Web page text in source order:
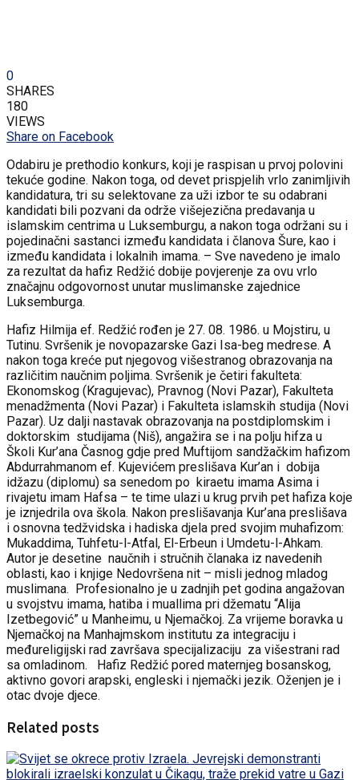
0
SHARES
180
VIEWS
Share on Facebook
Odabiru je prethodio konkurs, koji je raspisan u prvoj polovini
tekuće godine. Nakon toga, od devet prispjelih vrlo zanimljivih
kandidatura, tri su selektovane za uži izbor te su odabrani
kandidati bili pozvani da održe višejezična predavanja u
islamskim centrima u Luksemburgu, a nakon toga održani su i
pojedinačni sastanci između kandidata i članova Šure, kao i
između kandidata i lokalnih imama. – Sve navedeno je imalo
za rezultat da hafiz Redžić dobije povjerenje za ovu vrlo
značajnu odgovornost unutar muslimanske zajednice
Luksemburga.
Hafiz Hilmija ef. Redžić rođen je 27. 08. 1986. u Mojstiru, u
Tutinu. Svršenik je novopazarske Gazi Isa-beg medrese. A
nakon toga kreće put njegovog višestranog obrazovanja na
različitim naučnim poljima. Svršenik je četiri fakulteta:
Ekonomskog (Kragujevac), Pravnog (Novi Pazar), Fakulteta
menadžmenta (Novi Pazar) i Fakulteta islamskih studija (Novi
Pazar). Uz dalji nastavak obrazovanja na postdiplomskim i
doktorskim studijama (Niš), angažira se i na polju hifza u
Školi Kur’ana Časnog gdje pred Muftijom sandžačkim hafizom
Abdurrahmanom ef. Kujevićem preslišava Kur’an i dobija
idžazu (diplomu) sa senedom po kiraetu imama Asima i
rivajetu imam Hafsa – te time ulazi u krug prvih pet hafiza koje
je iznjedrila ova škola. Nakon preslišavanja Kur’ana preslišava
i osnovna tedžvidska i hadiska djela pred svojim muhafizom:
Mukaddima, Tuhfetu-l-Atfal, El-Erbeun i Umdetu-l-Ahkam.
Autor je desetine naučnih i stručnih članaka iz navedenih
oblasti, kao i knjige Nedovršena nit – misli jednog mladog
muslimana. Profesionalno je u zadnjih pet godina angažovan
u svojstvu imama, hatiba i muallima pri džematu “Alija
Izetbegović” u Manheimu, u Njemačkoj. Za vrijeme boravka u
Njemačkoj na Manhajmskom institutu za integraciju i
međureligijski rad završava specijalizaciju za višestrani rad
sa omladinom. Hafiz Redžić pored maternjeg bosanskog,
aktivno govori arapski, engleski i njemački jezik. Oženjen je i
otac dvoje djece.
Related posts